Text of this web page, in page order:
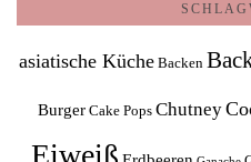
asiatische Küche Backen
Burger Cake Pops Chutney
Eiweiß